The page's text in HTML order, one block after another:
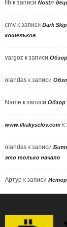
llb к записи Nostr:
cmv к записи Dark
кошельков
vargoz к записи
olandas к записи
Name к записи Обзор
www.illiakyselov.com к
olandas к записи
это только начало
Артур к записи